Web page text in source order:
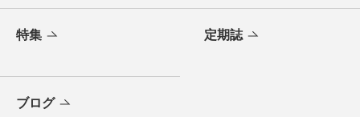
特集 定期誌
ブログ